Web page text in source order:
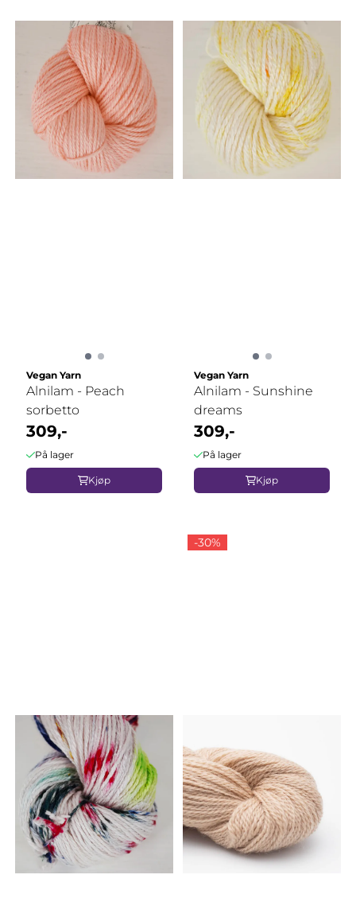
Vegan Yarn
Alnilam - Peach
sorbetto
309,-
På lager
Kjøp
Vegan Yarn
Alnilam - Sunshine
dreams
309,-
På lager
Kjøp
-30%